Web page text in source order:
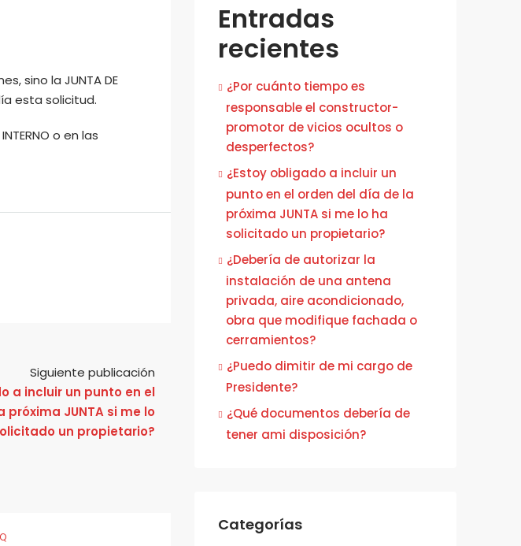
sino la JUNTA DE
esta solicitud.
o en las
Siguiente publicación
a incluir un punto en el
próxima JUNTA si me lo
un propietario?
Entradas
recientes
¿Por cuánto tiempo es
responsable el constructor-
promotor de vicios ocultos o
desperfectos?
¿Estoy obligado a incluir un
punto en el orden del día de la
próxima JUNTA si me lo ha
solicitado un propietario?
¿Debería de autorizar la
instalación de una antena
privada, aire acondicionado,
obra que modifique fachada o
cerramientos?
¿Puedo dimitir de mi cargo de
Presidente?
¿Qué documentos debería de
tener ami disposición?
Categorías